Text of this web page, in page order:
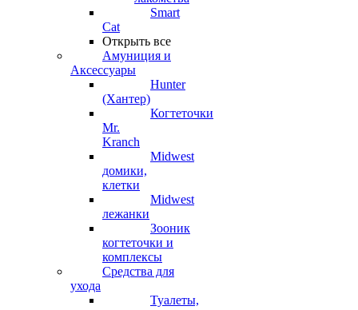
Smart
Cat
Открыть все
Амуниция и
Аксессуары
Hunter
(Хантер)
Когтеточки
Mr.
Kranch
Midwest
домики,
клетки
Midwest
лежанки
Зооник
когтеточки и
комплексы
Средства для
ухода
Туалеты,